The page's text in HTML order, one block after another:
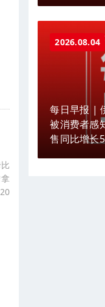
2026.08.04
每日早报 |
被消费者感
售同比增长